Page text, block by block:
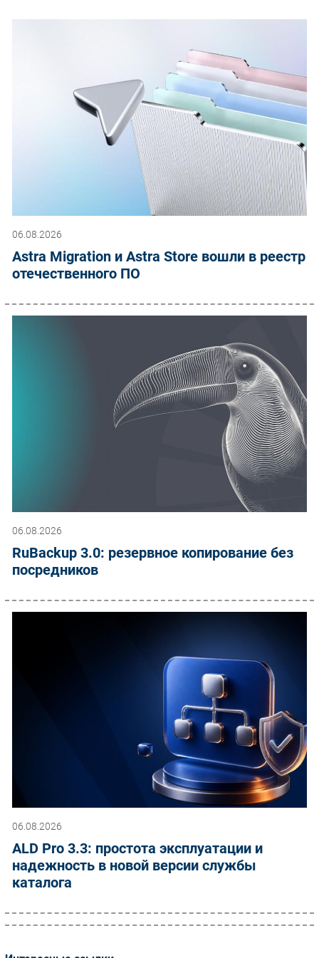
06.08.2026
Astra Migration и Astra Store вошли в реестр
отечественного ПО
06.08.2026
RuBackup 3.0: резервное копирование без
посредников
06.08.2026
ALD Pro 3.3: простота эксплуатации и
надежность в новой версии службы
каталога